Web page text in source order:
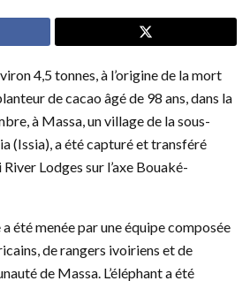
4,5 tonnes, à l’origine de la mort
de cacao âgé de 98 ans, dans la
à Massa, un village de la sous-
(Issia), a été capturé et transféré
Lodges sur l’axe Bouaké-
été menée par une équipe composée
de rangers ivoiriens et de
de Massa. L’éléphant a été